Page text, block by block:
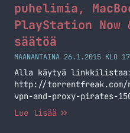
Tuota linkkaamaani
tutkailemassa, löytyypi
historiaa ja muuta…
#Podcastday – pitkästä
puhelimia,
PlayStation
säätöä
MAANANTAINA 26.1.2015 KLO
Alla käytyä
http://torrentfreak.com/
vpn-and-proxy-pirates-
http://
Lue lisää